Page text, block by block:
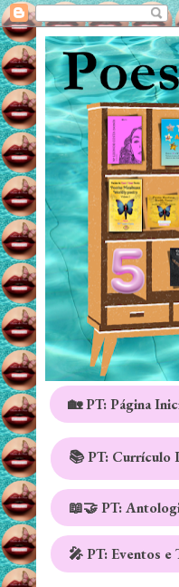
🏡 PT: Página
📚 PT: Currículo
📖🤝 PT:
🎤 PT: Eventos e